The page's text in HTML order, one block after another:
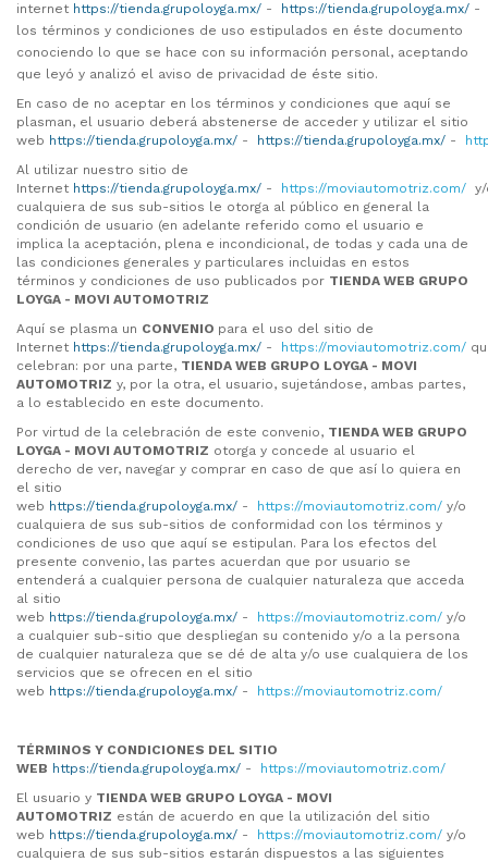
internet https://tienda.grupoloyga.mx/ - https://tienda.grupoloyga.mx/ -
los términos y condiciones de uso estipulados en éste documento
conociendo lo que se hace con su información personal, aceptando
que leyó y analizó el aviso de privacidad de éste sitio.
En caso de no aceptar en los términos y condiciones que aquí se
plasman, el usuario deberá abstenerse de acceder y utilizar el sitio
web https://tienda.grupoloyga.mx/ - https://tienda.grupoloyga.mx/ -
Al utilizar nuestro sitio de
Internet https://tienda.grupoloyga.mx/ - https://moviautomotriz.com/
cualquiera de sus sub-sitios le otorga al público en general la
condición de usuario (en adelante referido como el usuario e
implica la aceptación, plena e incondicional, de todas y cada una de
las condiciones generales y particulares incluidas en estos
términos y condiciones de uso publicados por TIENDA WEB GRUPO
LOYGA - MOVI AUTOMOTRIZ
Aquí se plasma un CONVENIO para el uso del sitio de
Internet https://tienda.grupoloyga.mx/ - https://moviautomotriz.com/
celebran: por una parte, TIENDA WEB GRUPO LOYGA - MOVI
AUTOMOTRIZ y, por la otra, el usuario, sujetándose, ambas partes,
a lo establecido en este documento.
Por virtud de la celebración de este convenio, TIENDA WEB GRUPO
LOYGA - MOVI AUTOMOTRIZ otorga y concede al usuario el
derecho de ver, navegar y comprar en caso de que así lo quiera en
el sitio
web https://tienda.grupoloyga.mx/ - https://moviautomotriz.com/ y/o
cualquiera de sus sub-sitios de conformidad con los términos y
condiciones de uso que aquí se estipulan. Para los efectos del
presente convenio, las partes acuerdan que por usuario se
entenderá a cualquier persona de cualquier naturaleza que acceda
al sitio
web https://tienda.grupoloyga.mx/ - https://moviautomotriz.com/ y/o
a cualquier sub-sitio que despliegan su contenido y/o a la persona
de cualquier naturaleza que se dé de alta y/o use cualquiera de los
servicios que se ofrecen en el sitio
web https://tienda.grupoloyga.mx/ - https://moviautomotriz.com/
TÉRMINOS Y CONDICIONES DEL SITIO
WEB https://tienda.grupoloyga.mx/ -
https://moviautomotriz.com/
El usuario y TIENDA WEB GRUPO LOYGA - MOVI
AUTOMOTRIZ están de acuerdo en que la utilización del sitio
web https://tienda.grupoloyga.mx/ - https://moviautomotriz.com/ y/o
cualquiera de sus sub-sitios estarán dispuestos a las siguientes